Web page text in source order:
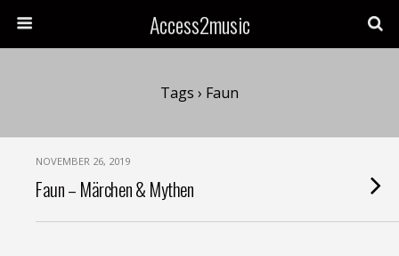
Access2music
Tags › Faun
NOVEMBER 26, 2019
Faun – Märchen & Mythen